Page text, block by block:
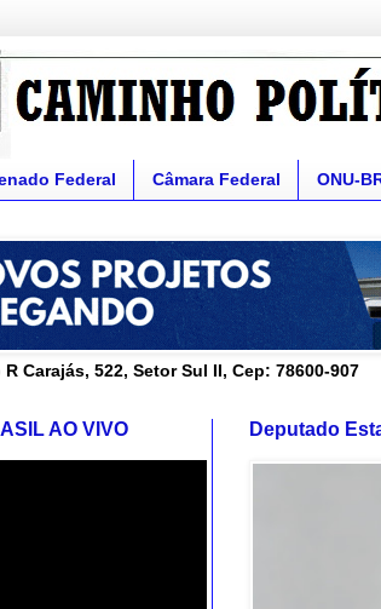
Federal Câmara Federal ONU-
R Carajás, 522, Setor Sul II, Cep: 78600-907
Deputado
AO VIVO